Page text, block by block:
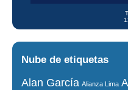
Nube de etiquetas
Alan García Alianza Lima